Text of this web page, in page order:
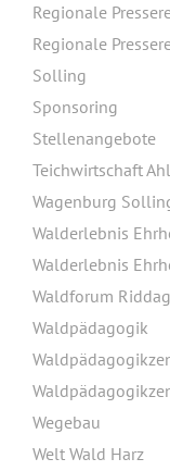
Regionale
Regionale
Solling
Sponsoring
Stellenangebote
Teichwirtschaft
Wagenburg
Walderlebnis
Walderlebnis
Waldforum
Waldpädagogik
Wegebau
Welt Wald Harz